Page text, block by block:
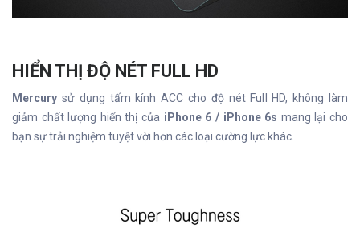
HIỂN THỊ ĐỘ NÉT FULL HD
Mercury sử dụng tấm kính ACC cho độ nét Full HD, không làm
giảm chất lượng hiển thị của iPhone 6 / iPhone 6s mang lại cho
bạn sự trải nghiệm tuyệt vời hơn các loại cường lực khác.